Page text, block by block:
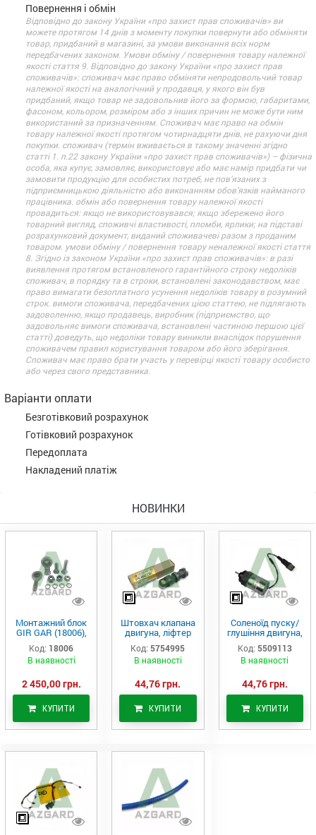
Повернення і обмін
Відповідно до закону України «про захист прав споживачів» ви
можете протягом 14 днів з моменту покупки повернути або обміняти
товар, придбаний в магазині, за умови виконання всіх норм
передбачених законом. Умови обміну / повернення товару належної
якості стаття 9. Відповідно до закону України «про захист прав
споживачів»: споживач має право обміняти непродовольчий товар
належної якості на аналогічний у продавця, у якого він був
придбаний, якщо товар не задовольнив його за формою, габаритами,
фасоном, кольором, розміром або з інших причин не може бути ним
використаний за призначенням. Споживач має право на обмін
товару належної якості протягом чотирнадцяти днів, не рахуючи дня
покупки. споживач (термін вживається в такому значенні згідно
статті 1. п.22 закону України «про захист прав споживачів») – фізична
особа, яка купує, замовляє, використовує або має намір придбати чи
замовити продукцію для особистих потреб, не пов’язаних з
підприємницькою діяльністю або виконанням обов’язків найманого
працівника. обмін або повернення товару належної якості
провадиться: якщо не використовувався; якщо збережено його
товарний вигляд, споживчі властивості, пломби, ярлики; на підставі
розрахунковий документ, виданий споживачеві разом з проданим
товаром. умови обміну / повернення товару неналежної якості стаття
8. Згідно із законом України «про захист прав споживачів»: в разі
виявлення протягом встановленого гарантійного строку недоліків
споживач, в порядку та в строки, встановлені законодавством, має
право вимагати безоплатного усунення недоліків товару в розумний
строк. вимоги споживача, передбачених цією статтею, не підлягають
задоволенню, якщо продавець, виробник (підприємство, що
задовольняє вимоги споживача, встановлені частиною першою цієї
статті) доведуть, що недоліки товару виникли внаслідок порушення
споживачем правил користування товаром або його зберігання.
Споживач має право брати участь у перевірці якості товару особисто
або через свого представника.
Варіанти оплати
Безготівковий розрахунок
Готівковий розрахунок
Передоплата
Накладений платіж
НОВИНКИ
Монтажний блок
GIR GAR (18006),
Аналог
Код: 18006
В наявності
2 450,00 грн.
КУПИТИ
Штовхач клапана
двигуна, ліфтер
(575-4995)
Код: 5754995
В наявності
44,76 грн.
КУПИТИ
Соленоїд пуску/
глушіння двигуна,
актуатор (550-
9113)
Код: 5509113
В наявності
44,76 грн.
КУПИТИ